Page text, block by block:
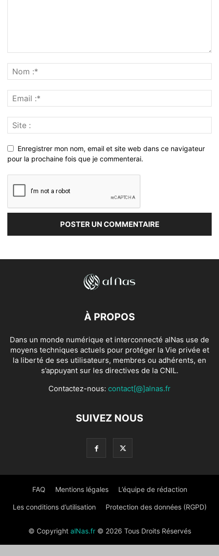
Enregistrer mon nom, email et site web dans ce navigateur
pour la prochaine fois que je commenterai.
À PROPOS
Dans un monde numérique et interconnecté alNas use de
moyens techniques actuels pour protéger la Vie privée et
la liberté de ses utilisateurs, membres ou adhérents, en
s’appuyant sur les directives de la CNIL.
Contactez-nous: contact[@]alnas.fr
SUIVEZ NOUS
FAQ Mentions légales L’équipe de rédaction
Les conditions d’utilisation Protection des données (RGPD)
© Copyright alNas.fr© 2026 Tous Droits Réservés